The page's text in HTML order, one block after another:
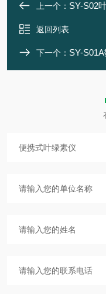
上一个： SY-S02
返回列表
下一个： SY-